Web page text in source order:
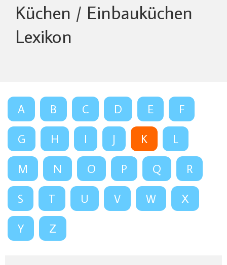
Küchen / Einbauküchen
Lexikon
A B C D E F
G H I J K L
M N O P Q R
S T U V W X
Y Z